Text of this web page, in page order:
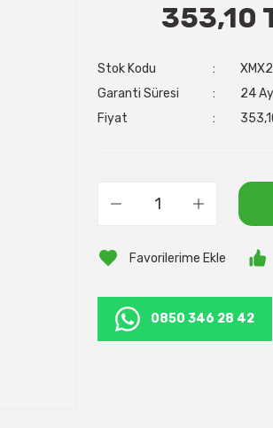
353,10
Stok Kodu
Garanti Süresi
24 Ay
Fiyat
0850 346 28 42